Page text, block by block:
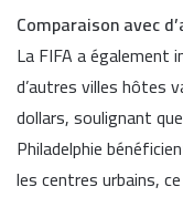
Comparaison avec
La FIFA a également
d’autres villes hôtes
dollars, soulignant
Philadelphie
les centres urbains,